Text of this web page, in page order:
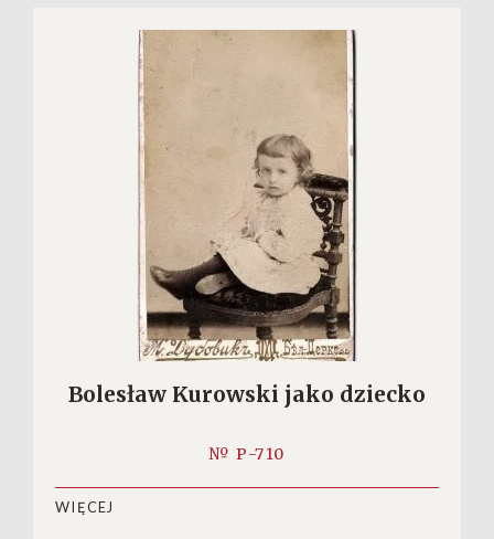
Bolesław Kurowski jako dziecko
№ P-710
WIĘCEJ